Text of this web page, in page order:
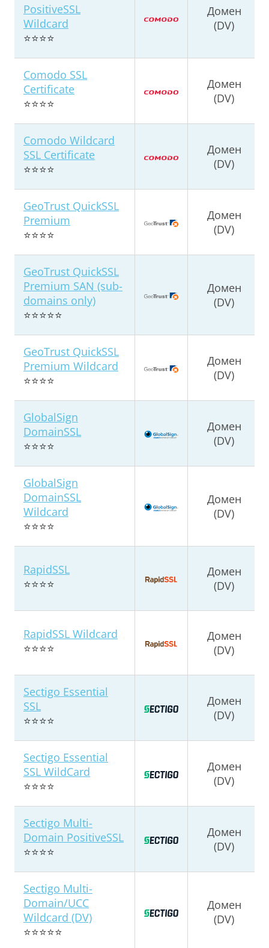
PositiveSSL
Wildcard
⭐⭐⭐⭐
Домен
(DV)
Comodo SSL
Certificate
⭐⭐⭐⭐
Домен
(DV)
Comodo Wildcard
SSL Certificate
⭐⭐⭐⭐
Домен
(DV)
GeoTrust QuickSSL
Premium
⭐⭐⭐⭐
Домен
(DV)
GeoTrust QuickSSL
Premium SAN (sub-
domains only)
⭐⭐⭐⭐⭐
Домен
(DV)
GeoTrust QuickSSL
Premium Wildcard
⭐⭐⭐⭐
Домен
(DV)
GlobalSign
DomainSSL
⭐⭐⭐⭐
Домен
(DV)
GlobalSign
DomainSSL
Wildcard
⭐⭐⭐⭐
Домен
(DV)
RapidSSL
⭐⭐⭐⭐
Домен
(DV)
RapidSSL Wildcard
⭐⭐⭐⭐
Домен
(DV)
Sectigo Essential
SSL
⭐⭐⭐⭐
Домен
(DV)
Sectigo Essential
SSL WildCard
⭐⭐⭐⭐
Домен
(DV)
Sectigo Multi-
Domain PositiveSSL
⭐⭐⭐⭐
Домен
(DV)
Sectigo Multi-
Domain/UCC
Wildcard (DV)
⭐⭐⭐⭐⭐
Домен
(DV)